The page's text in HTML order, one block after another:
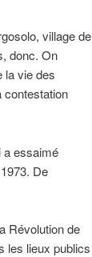
village de
donc. On
la vie des
contestation
a essaimé
De
Révolution de
les lieux publics